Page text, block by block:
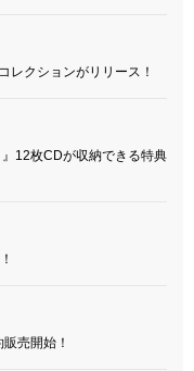
レクションがリリース！
12枚CDが収納できる特典
売開始！